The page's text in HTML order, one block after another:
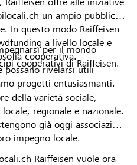
un ampio pubblico
In questo modo Raiffeisen
a livello locale e
cooperativa.
possano rivelarsi utili
progetti entusiasmanti.
per il mondo
cooperativi di Raiffeisen.
della varietà sociale,
regionale e nazionale.
già oggi associazioni
impegno locale.
Raiffeisen vuole ora